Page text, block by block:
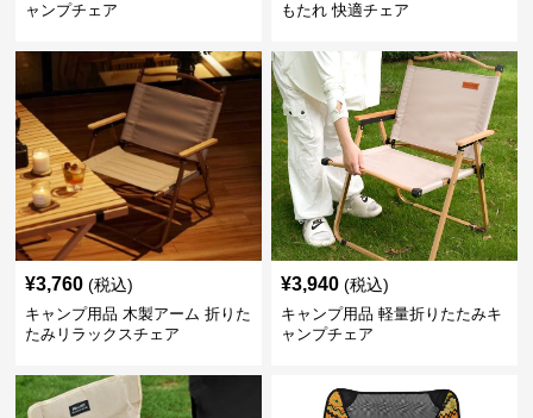
ャンプチェア
もたれ 快適チェア
¥3,760 (税込)
キャンプ用品 木製アーム 折りた
たみリラックスチェア
¥3,940 (税込)
キャンプ用品 軽量折りたたみキ
ャンプチェア